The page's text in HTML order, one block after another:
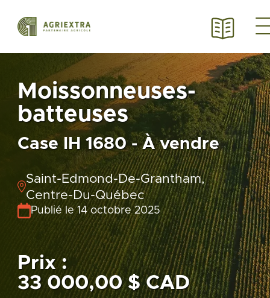
Moissonneuses-
batteuses
Case IH 1680 - À vendre
Saint-Edmond-De-Grantham,
Centre-Du-Québec
Publié le 14 octobre 2025
Prix :
33 000,00 $ CAD